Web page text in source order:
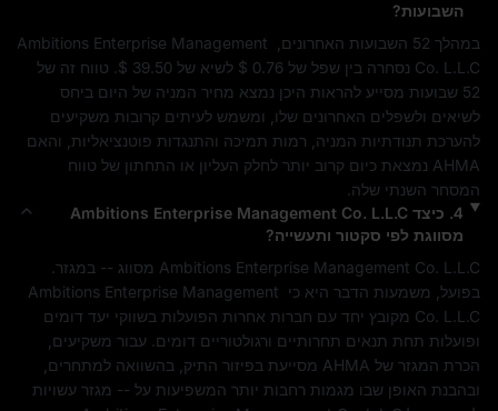
השבועות?
במהלך 52 השבועות האחרונים,
Ambitions Enterprise Management
Co. L.L.C נסחרה בין שפל של $ 0.76 לשיא של $ 39.50
להערכת תנודתיות המניה, רמות תמיכה והתנגדות פוטנציאליות, והאם
AHMA
המסחר השנתי שלה.
4
. כיצד Ambitions Enterprise Management Co. L.L.C
מסווגת לפי סקטור ותעשייה?
Ambitions Enterprise Management Co. L.L.C מסווג --
בפועל, משמעות הדבר היא כי Ambitions Enterprise Management
Co. L.L.C
הכרת המגזר של AHMA
ובהבנת האופן שבו מגמות רחבות יותר המשפיעות על --